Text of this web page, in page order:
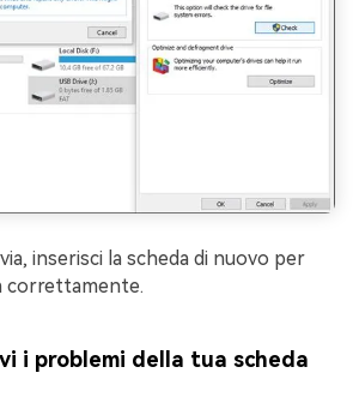
inserisci la scheda di nuovo per
correttamente.
i problemi della tua scheda